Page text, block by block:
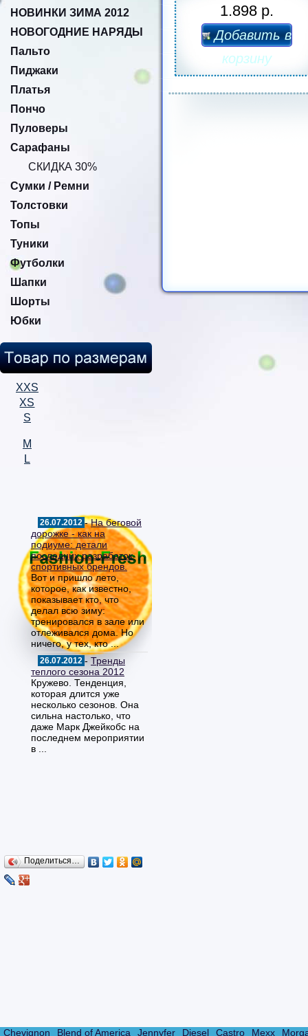
НОВИНКИ ЗИМА 2012
НОВОГОДНИЕ НАРЯДЫ
Пальто
Пиджаки
Платья
Пончо
Пуловеры
Сарафаны
СКИДКА 30%
Сумки / Ремни
Толстовки
Топы
Туники
Футболки
Шапки
Шорты
Юбки
XXS
XS
S
M
L
26.07.2012 -На беговой
дорожке - как на
подиуме: детали
последних разработок
спортивных брендов.
Вот и пришло лето,
которое, как известно,
показывает кто, что
делал всю зиму:
тренировался в зале или
отлеживался дома. Но
ничего, у тех, кто ...
26.07.2012 - Тренды
теплого сезона 2012
Кружево. Тенденция,
которая длится уже
несколько сезонов. Она
сильна настолько, что
даже Марк Джейкобс на
последнем мероприятии
в ...
Поделиться…
1.898 р.
Добавить в
корзину
Chevignon Blend of America Jennyfer Diesel Castro Mexx